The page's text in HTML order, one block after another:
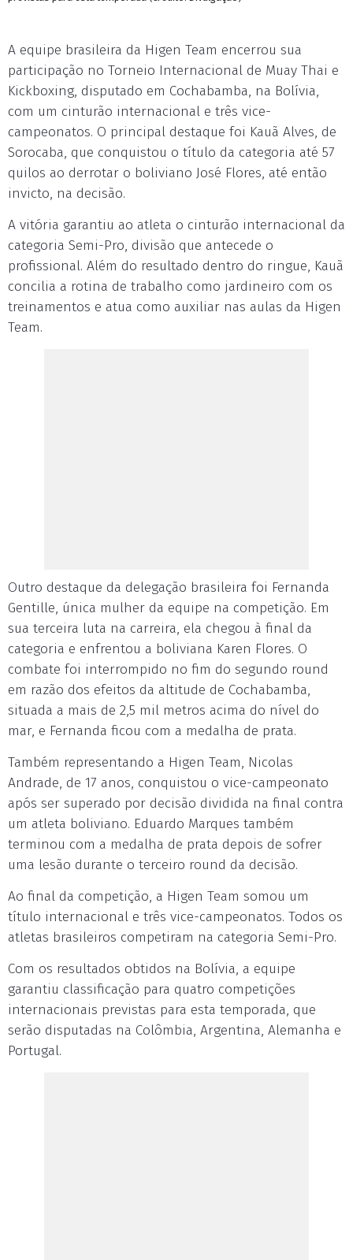
A equipe brasileira da Higen Team encerrou sua
participação no Torneio Internacional de Muay Thai e
Kickboxing, disputado em Cochabamba, na Bolívia,
com um cinturão internacional e três vice-
campeonatos. O principal destaque foi Kauã Alves, de
Sorocaba, que conquistou o título da categoria até 57
quilos ao derrotar o boliviano José Flores, até então
invicto, na decisão.
A vitória garantiu ao atleta o cinturão internacional da
categoria Semi-Pro, divisão que antecede o
profissional. Além do resultado dentro do ringue, Kauã
concilia a rotina de trabalho como jardineiro com os
treinamentos e atua como auxiliar nas aulas da Higen
Team.
Outro destaque da delegação brasileira foi Fernanda
Gentille, única mulher da equipe na competição. Em
sua terceira luta na carreira, ela chegou à final da
categoria e enfrentou a boliviana Karen Flores. O
combate foi interrompido no fim do segundo round
em razão dos efeitos da altitude de Cochabamba,
situada a mais de 2,5 mil metros acima do nível do
mar, e Fernanda ficou com a medalha de prata.
Também representando a Higen Team, Nicolas
Andrade, de 17 anos, conquistou o vice-campeonato
após ser superado por decisão dividida na final contra
um atleta boliviano. Eduardo Marques também
terminou com a medalha de prata depois de sofrer
uma lesão durante o terceiro round da decisão.
Ao final da competição, a Higen Team somou um
título internacional e três vice-campeonatos. Todos os
atletas brasileiros competiram na categoria Semi-Pro.
Com os resultados obtidos na Bolívia, a equipe
garantiu classificação para quatro competições
internacionais previstas para esta temporada, que
serão disputadas na Colômbia, Argentina, Alemanha e
Portugal.